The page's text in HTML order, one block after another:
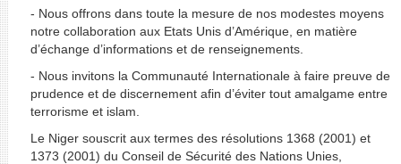
- Nous offrons dans toute la mesure de nos modestes moyens
notre collaboration aux Etats Unis d’Amérique, en matière
d’échange d’informations et de renseignements.
- Nous invitons la Communauté Internationale à faire preuve de
prudence et de discernement afin d’éviter tout amalgame entre
terrorisme et islam.
Le Niger souscrit aux termes des résolutions 1368 (2001) et
1373 (2001) du Conseil de Sécurité des Nations Unies,